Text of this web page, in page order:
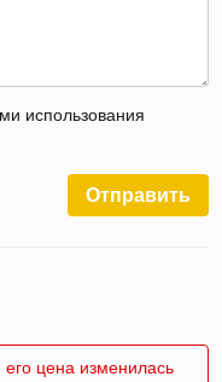
использования
Отправить
цена изменилась